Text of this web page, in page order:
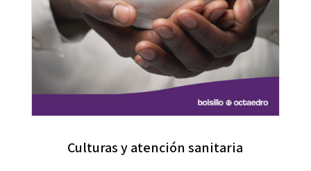
Culturas y atención sanitaria